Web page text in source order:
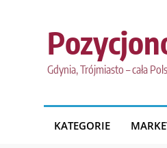
Gdynia, Trójmiasto – cała
KATEGORIE